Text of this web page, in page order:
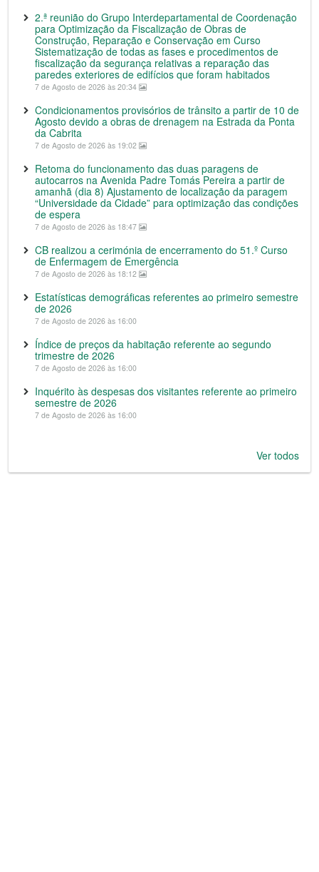
2.ª reunião do Grupo Interdepartamental de Coordenação
para Optimização da Fiscalização de Obras de
Construção, Reparação e Conservação em Curso
Sistematização de todas as fases e procedimentos de
fiscalização da segurança relativas a reparação das
paredes exteriores de edifícios que foram habitados
7 de Agosto de 2026 às 20:34
Condicionamentos provisórios de trânsito a partir de 10 de
Agosto devido a obras de drenagem na Estrada da Ponta
da Cabrita
7 de Agosto de 2026 às 19:02
Retoma do funcionamento das duas paragens de
autocarros na Avenida Padre Tomás Pereira a partir de
amanhã (dia 8) Ajustamento de localização da paragem
“Universidade da Cidade” para optimização das condições
de espera
7 de Agosto de 2026 às 18:47
CB realizou a cerimónia de encerramento do 51.º Curso
de Enfermagem de Emergência
7 de Agosto de 2026 às 18:12
Estatísticas demográficas referentes ao primeiro semestre
de 2026
7 de Agosto de 2026 às 16:00
Índice de preços da habitação referente ao segundo
trimestre de 2026
7 de Agosto de 2026 às 16:00
Inquérito às despesas dos visitantes referente ao primeiro
semestre de 2026
7 de Agosto de 2026 às 16:00
Ver todos